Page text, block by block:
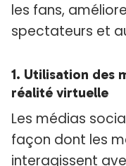
les fans,
spectateurs et
1. Utilisation des
réalité virtuelle
Les médias
façon dont les
interagissent